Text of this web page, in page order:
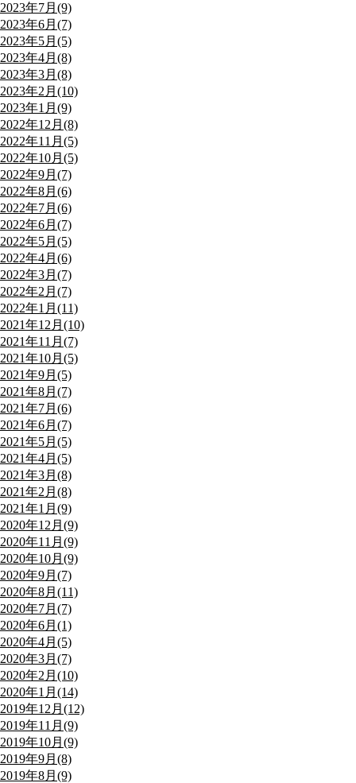
2023年7月(9)
2023年6月(7)
2023年5月(5)
2023年4月(8)
2023年3月(8)
2023年2月(10)
2023年1月(9)
2022年12月(8)
2022年11月(5)
2022年10月(5)
2022年9月(7)
2022年8月(6)
2022年7月(6)
2022年6月(7)
2022年5月(5)
2022年4月(6)
2022年3月(7)
2022年2月(7)
2022年1月(11)
2021年12月(10)
2021年11月(7)
2021年10月(5)
2021年9月(5)
2021年8月(7)
2021年7月(6)
2021年6月(7)
2021年5月(5)
2021年4月(5)
2021年3月(8)
2021年2月(8)
2021年1月(9)
2020年12月(9)
2020年11月(9)
2020年10月(9)
2020年9月(7)
2020年8月(11)
2020年7月(7)
2020年6月(1)
2020年4月(5)
2020年3月(7)
2020年2月(10)
2020年1月(14)
2019年12月(12)
2019年11月(9)
2019年10月(9)
2019年9月(8)
2019年8月(9)